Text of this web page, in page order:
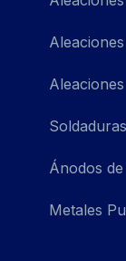
Ánodos
Metales